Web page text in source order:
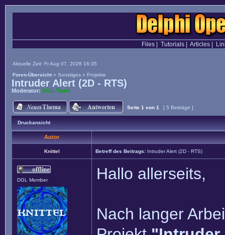
Files| Tutorials| Articles|
Aktuelle Zeit: Fr Aug 07, 2026 16:35
Foren-Übersicht » Sonstiges » Projekte
Intruder Alert (2D - RTS)
Moderator: DGL-Team
Seite 1 von 1 [ 5 Beiträge ]
Druckansicht
Autor
Knittel Betreff des Beitrags: Intruder Alert (2D - RTS)
DGL Member Hallo allerseits,
Nach langer